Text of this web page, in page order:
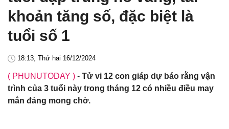
khoản tăng số, đặc biệt là
tuổi số 1
18:13, Thứ hai 16/12/2024
( PHUNUTODAY ) - Tử vi 12 con giáp dự báo rằng vận
trình của 3 tuổi này trong tháng 12 có nhiều điều may
mắn đáng mong chờ.